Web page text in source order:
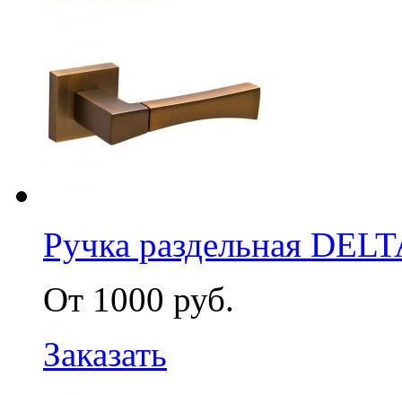
Ручка раздельная
От 1000 руб.
Заказать